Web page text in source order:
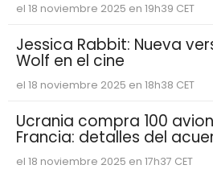
el 18 noviembre 2025 en 19h39 CET
Jessica Rabbit: Nueva
Wolf en el cine
el 18 noviembre 2025 en 18h38 CET
Ucrania compra 100
Francia: detalles del
el 18 noviembre 2025 en 17h37 CET